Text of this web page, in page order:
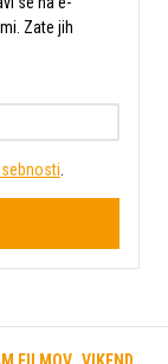
Zate jih